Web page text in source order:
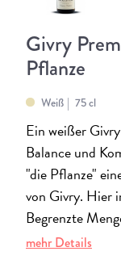
Givry
Pflanze
Weiß 75 cl
Ein weißer
Balance und
"die Pflanze"
von Givry. Hier
Begrenzte
mehr Details